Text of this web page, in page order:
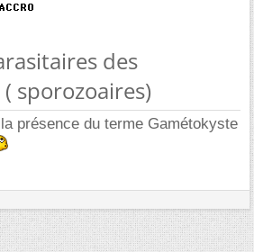
des
sporozoaires)
présence du terme Gamétokyste